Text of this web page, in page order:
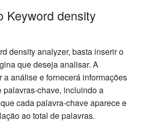
Keyword density
density analyzer, basta inserir o
que deseja analisar. A
a análise e fornecerá informações
palavras-chave, incluindo a
cada palavra-chave aparece e
ao total de palavras.